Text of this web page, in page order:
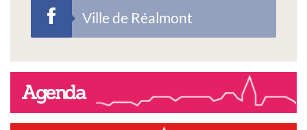
Ville de Réalmont
Agenda